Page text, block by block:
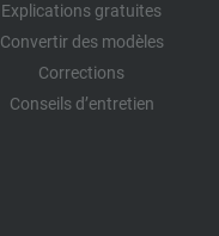
Explications gratuites
Convertir des modèles
Corrections
Conseils d’entretien